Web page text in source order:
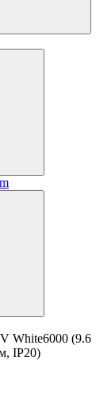
White6000 (9.6
IP20)